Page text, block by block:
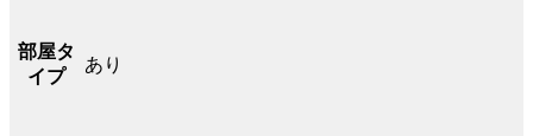
部屋タ
イプ
あり